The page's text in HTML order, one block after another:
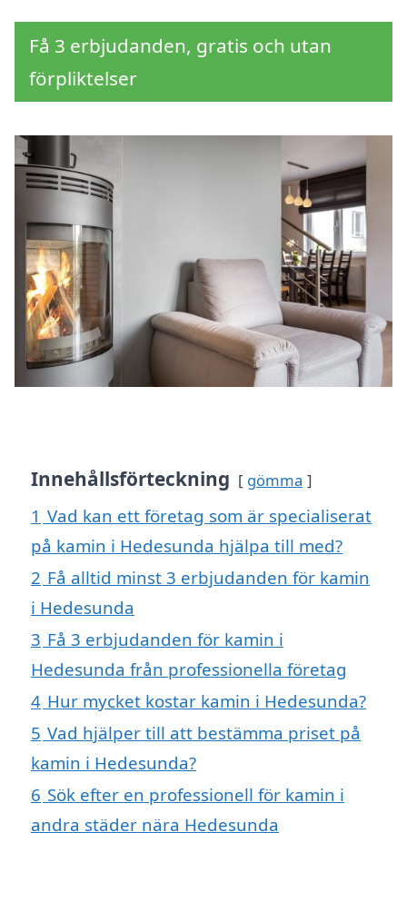
Få 3 erbjudanden, gratis och utan
förpliktelser
Innehållsförteckning gömma
1 Vad kan ett företag som är specialiserat
på kamin i Hedesunda hjälpa till med?
2 Få alltid minst 3 erbjudanden för kamin
i Hedesunda
3 Få 3 erbjudanden för kamin i
Hedesunda från professionella företag
4 Hur mycket kostar kamin i Hedesunda?
5 Vad hjälper till att bestämma priset på
kamin i Hedesunda?
6 Sök efter en professionell för kamin i
andra städer nära Hedesunda